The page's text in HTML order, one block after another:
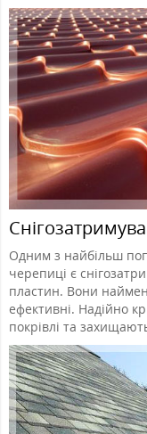
Одним з найбільш
черепиці є
пластин. Вони
ефективні. Надійно
покрівлі та